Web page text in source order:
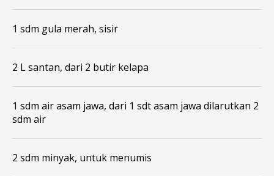
1 sdm gula merah, sisir
2 L santan, dari 2 butir kelapa
1 sdm air asam jawa, dari 1 sdt asam jawa dilarutkan 2
sdm air
2 sdm minyak, untuk menumis